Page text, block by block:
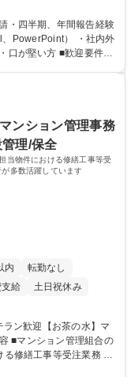
ダーやマネージャーポ
グルー
育研修の企画、実行 ・勤
評議員会、理事会） ・
応 ・その他日常の総務
・四半期、年間報告経験
、PowerPoint） ・社内外
方 ■歓迎要件
ンション管理事務
理/保全
当物件における修繕工事等受
多数活躍しています
内
転勤なし
給 土日祝休み
る修繕工事等受注業務 ■
数活躍しています